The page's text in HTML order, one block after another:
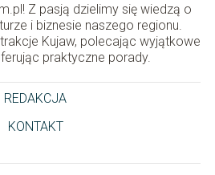
Z pasją dzielimy się wiedzą o
i biznesie naszego regionu.
Kujaw, polecając wyjątkowe
praktyczne porady.
REDAKCJA
KONTAKT